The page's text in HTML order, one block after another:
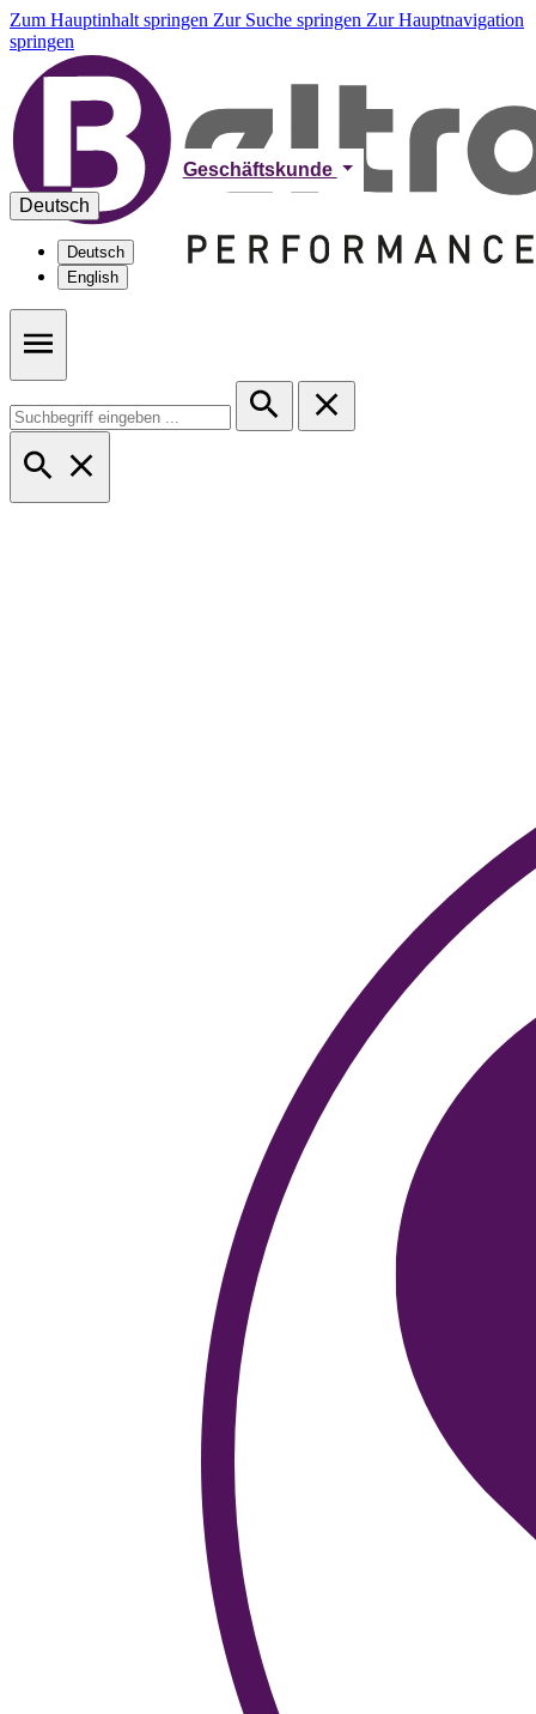
Zum Hauptinhalt springen Zur Suche springen Zur Hauptnavigation
springen
Geschäftskunde
Deutsch
Deutsch
English